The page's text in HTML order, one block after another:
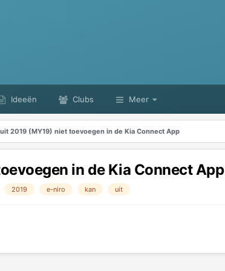
Ideeën Clubs Meer
2019 (MY19) niet toevoegen in de Kia Connect App
in de Kia Connect App
2019 e-niro kan uit